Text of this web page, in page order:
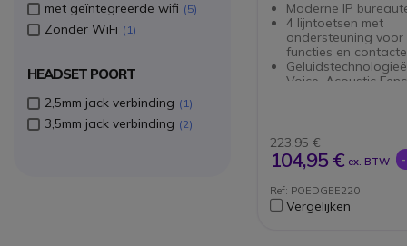
Moderne IP
4 lijntoetsen met
ondersteuning voor
functies en
Voice, Acoustic
met
USB-C en RJ9
aansluitingen
Geïntegreerde
draadloze verbinding
(headset + mobiel)
223,95 €
104,95 € ex. BTW
Ref: POEDGEE220
Vergelijken
met geïntegreerde wifi 5
Zonder WiFi 1
HEADSET POORT
2,5mm jack verbinding 1
3,5mm jack verbinding 2